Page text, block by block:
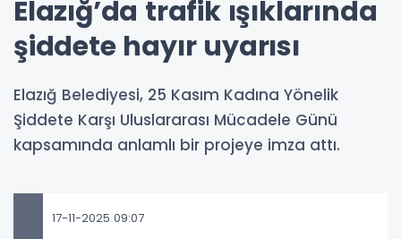
Elazığ’da trafik ışıklarında
şiddete hayır uyarısı
Elazığ Belediyesi, 25 Kasım Kadına Yönelik
Şiddete Karşı Uluslararası Mücadele Günü
kapsamında anlamlı bir projeye imza attı.
17-11-2025 09:07